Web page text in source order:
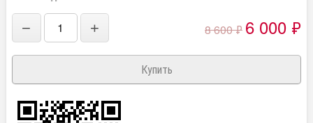
− + 8 600₽ 6 000 ₽